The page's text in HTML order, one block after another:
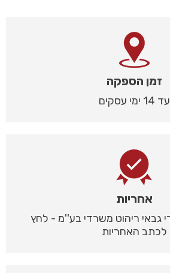
זמן הספקה
עד 14 ימי עסקים
אחריות
גבאי ריהוט משרדי בע''מ - לחץ
לכתב האחריות